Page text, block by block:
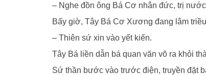
– Nghe đồn ông Bá Cơ nhân đức, trị
Bấy giờ, Tây Bá Cơ Xương đang lâm
– Thiên sứ xin vào yết kiến.
Tây Bá liền dẫn bá quan văn võ ra khỏi
Sứ thần bước vào trước điện, truyền đặt